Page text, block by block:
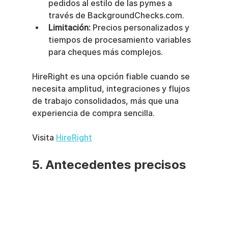
pedidos al estilo de las pymes a
través de BackgroundChecks.com.
Limitación: Precios personalizados y
tiempos de procesamiento variables
para cheques más complejos.
HireRight es una opción fiable cuando se
necesita amplitud, integraciones y flujos
de trabajo consolidados, más que una
experiencia de compra sencilla.
Visita HireRight
5. Antecedentes precisos